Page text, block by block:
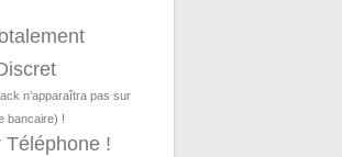
n’apparaîtra pas sur
bancaire) !
Téléphone !